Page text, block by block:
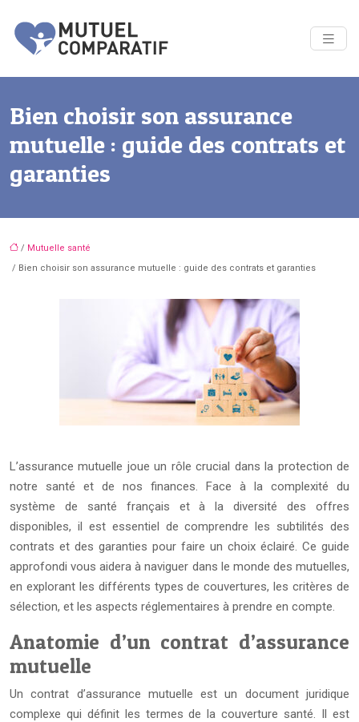
Bien choisir son assurance
mutuelle : guide des contrats et
garanties
/ Mutuelle santé
/ Bien choisir son assurance mutuelle : guide des contrats et garanties
L’assurance mutuelle joue un rôle crucial dans la protection de
notre santé et de nos finances. Face à la complexité du
système de santé français et à la diversité des offres
disponibles, il est essentiel de comprendre les subtilités des
contrats et des garanties pour faire un choix éclairé. Ce guide
approfondi vous aidera à naviguer dans le monde des mutuelles,
en explorant les différents types de couvertures, les critères de
sélection, et les aspects réglementaires à prendre en compte.
Anatomie d’un contrat d’assurance
mutuelle
Un contrat d’assurance mutuelle est un document juridique
complexe qui définit les termes de la couverture santé. Il est